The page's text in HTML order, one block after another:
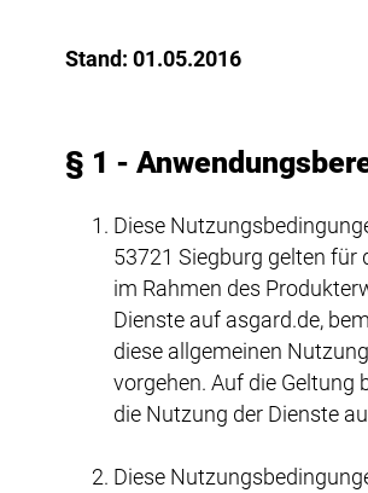
Stand: 01.05.2016
§ 1 -
Diese
53721 Siegburg gelten
im Rahmen des
Dienste auf asgard.de,
diese allgemeinen
vorgehen. Auf die Geltung
die Nutzung der Dienste
Diese